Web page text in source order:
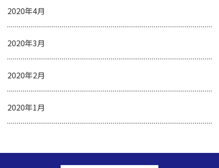
2020年4月
2020年3月
2020年2月
2020年1月